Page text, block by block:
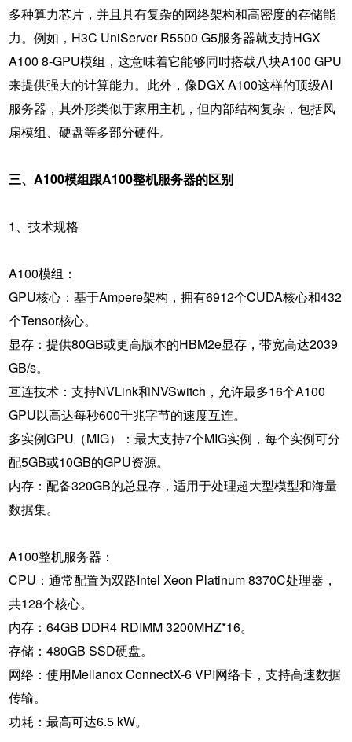
多种算力芯片，并且具有复杂的网络架构和高密度的存储能
力。例如，H3C UniServer R5500 G5服务器就支持HGX
A100 8-GPU模组，这意味着它能够同时搭载八块A100 GPU
来提供强大的计算能力。此外，像DGX A100这样的顶级AI
服务器，其外形类似于家用主机，但内部结构复杂，包括风
扇模组、硬盘等多部分硬件。
三、A100模组跟A100整机服务器的区别
1、技术规格
A100模组：
GPU核心：基于Ampere架构，拥有6912个CUDA核心和432
个Tensor核心。
显存：提供80GB或更高版本的HBM2e显存，带宽高达2039
GB/s。
互连技术：支持NVLink和NVSwitch，允许最多16个A100
GPU以高达每秒600千兆字节的速度互连。
多实例GPU（MIG）：最大支持7个MIG实例，每个实例可分
配5GB或10GB的GPU资源。
内存：配备320GB的总显存，适用于处理超大型模型和海量
数据集。
A100整机服务器：
CPU：通常配置为双路Intel Xeon Platinum 8370C处理器，
共128个核心。
内存：64GB DDR4 RDIMM 3200MHZ*16。
存储：480GB SSD硬盘。
网络：使用Mellanox ConnectX-6 VPI网络卡，支持高速数据
传输。
功耗：最高可达6.5 kW。